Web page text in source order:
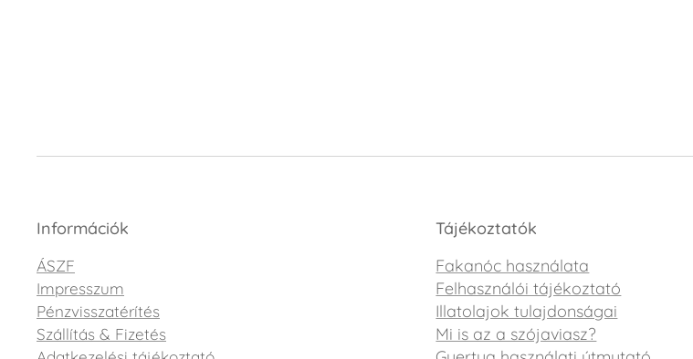
Információk
ÁSZF
Impresszum
Pénzvisszatérítés
Szállítás & Fizetés
Tájékoztatók
Fakanóc használata
Felhasználói tájékoztató
Illatolajok tulajdonságai
Mi is az a szójaviasz?